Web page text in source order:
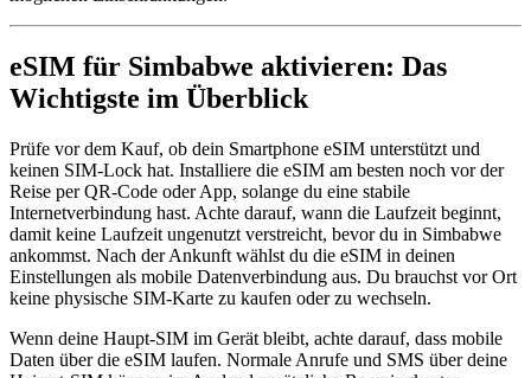
eSIM für Simbabwe aktivieren: Das
Wichtigste im Überblick
Prüfe vor dem Kauf, ob dein Smartphone eSIM unterstützt und
keinen SIM-Lock hat. Installiere die eSIM am besten noch vor der
Reise per QR-Code oder App, solange du eine stabile
Internetverbindung hast. Achte darauf, wann die Laufzeit beginnt,
damit keine Laufzeit ungenutzt verstreicht, bevor du in Simbabwe
ankommst. Nach der Ankunft wählst du die eSIM in deinen
Einstellungen als mobile Datenverbindung aus. Du brauchst vor Ort
keine physische SIM-Karte zu kaufen oder zu wechseln.
Wenn deine Haupt-SIM im Gerät bleibt, achte darauf, dass mobile
Daten über die eSIM laufen. Normale Anrufe und SMS über deine